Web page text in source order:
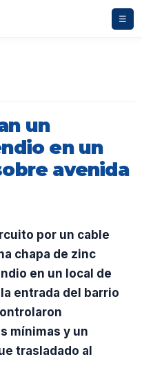
☰
un
en un
avenida
por un cable
chapa de zinc
en un local de
entrada del barrio
mínimas y un
trasladado al